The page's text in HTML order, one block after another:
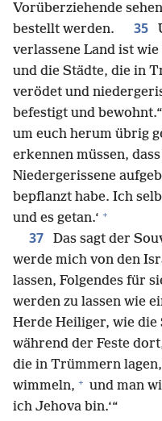
Vorüberziehende
bestellt werden.
35
verlassene Land ist
und die Städte, die in
verödet und
befestigt und bewohnt.“
um euch herum übrig
erkennen müssen,
Niedergerissene
bepflanzt habe. Ich
und es getan.‘ +
37
Das sagt der
werde mich von den
lassen, Folgendes für
werden zu lassen wie
Herde Heiliger, wie
während der Feste
die in Trümmern
wimmeln, + und man
ich Jehova bin.‘“